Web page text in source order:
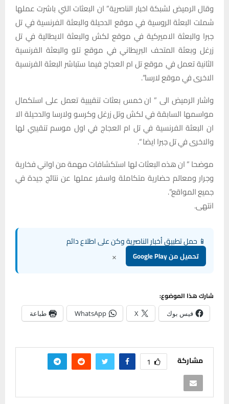
وقال الرميض لشبكة اخبار الناصرية” ان البعثات التي باشرت عملها
شملت البعثة الروسية في موقع الدحيلة والبعثة الفرنسية في تل
جبرا والبعثة الاميركية في موقع لكش والبعثة الايطالية في تل
زرغل وبعثة المتحف البريطاني في موقع تلو والبعثة الفرنسية
الثانية تعمل في موقع تل ام العجاج فيما ستباشر البعثة الفرنسية
الاخرى في موقع لارسا”.
واشار الرميض الى ” ان خمس بعثات تنقيبية تعمل على استكمال
مواسمها السابقة في لكش وتل زرغل وكرسو ولارسا والدحيلة الا
ان البعثة الفرنسية في تل ام العجاج في اول موسم تنقيبي لها
والاخرى في تل جبرا ايضا “.
موضحا ” ان هذه البعثات لها استكشافات مهمة من اواني فخارية
وجرار ومعالم حضارية متكاملة واسفر عملها عن نتائج جيدة في
جميع المواقع”.
انتهى.
📱 حمل تطبيق أخبار الناصرية وكن على اطلاع دائم
تحميل من Google Play ×
شارك هذا الموضوع:
فيس بوك X
WhatsApp طباعة
مشاركة 1